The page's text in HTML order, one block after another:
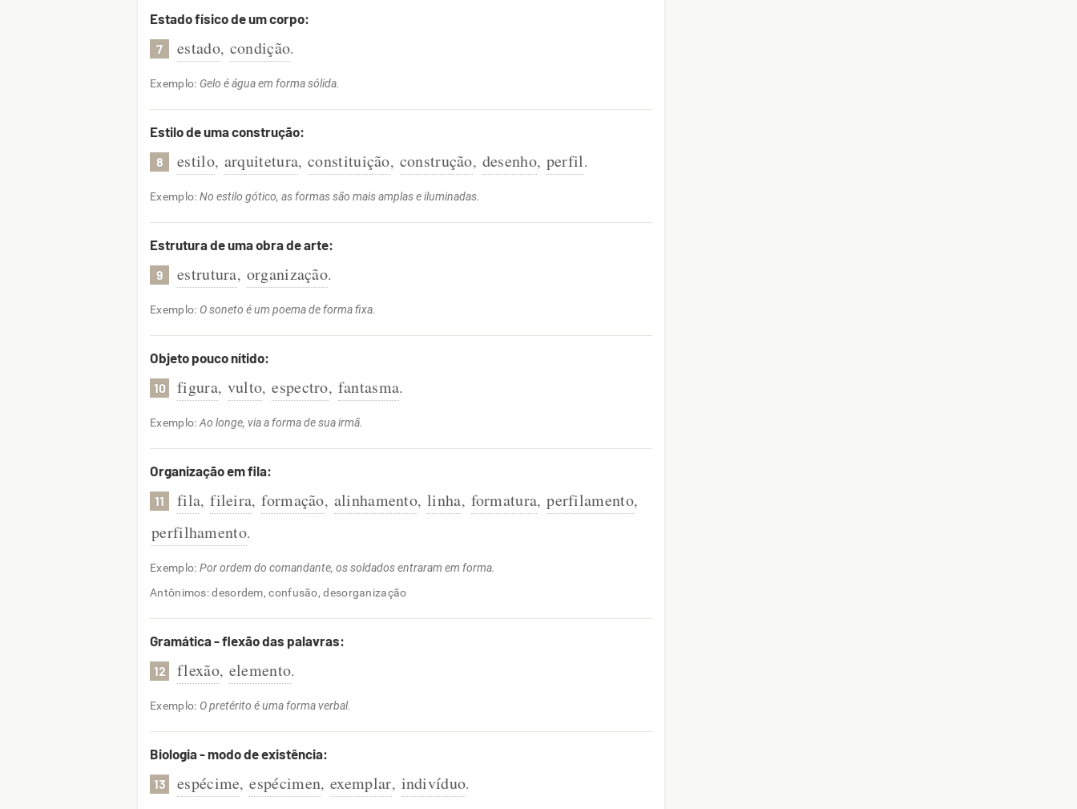
Estado físico de um corpo:
7 estado, condição.
Exemplo: Gelo é água em forma sólida.
Estilo de uma construção:
8 estilo, arquitetura, constituição, construção, desenho, perfil.
Exemplo: No estilo gótico, as formas são mais amplas e iluminadas.
Estrutura de uma obra de arte:
9 estrutura, organização.
Exemplo: O soneto é um poema de forma fixa.
Objeto pouco nítido:
10 figura, vulto, espectro, fantasma.
Exemplo: Ao longe, via a forma de sua irmã.
Organização em fila:
11 fila, fileira, formação, alinhamento, linha, formatura, perfilamento,
perfilhamento.
Exemplo: Por ordem do comandante, os soldados entraram em forma.
Antônimos: desordem, confusão, desorganização
Gramática - flexão das palavras:
12 flexão, elemento.
Exemplo: O pretérito é uma forma verbal.
Biologia - modo de existência:
13 espécime, espécimen, exemplar, indivíduo.